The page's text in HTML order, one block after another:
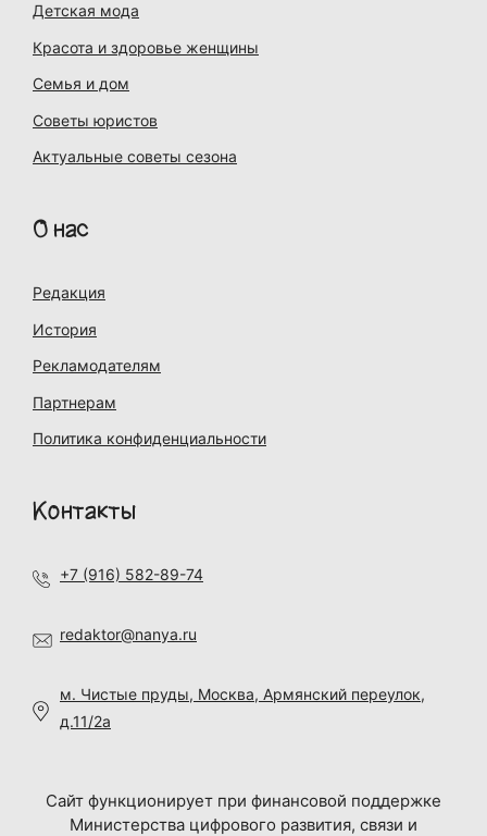
Детская мода
Красота и здоровье женщины
Семья и дом
Советы юристов
Актуальные советы сезона
О нас
Редакция
История
Рекламодателям
Партнерам
Политика конфиденциальности
Контакты
+7 (916) 582-89-74
redaktor@nanya.ru
м. Чистые пруды, Москва, Армянский переулок,
д.11/2а
Сайт функционирует при финансовой поддержке
Министерства цифрового развития, связи и